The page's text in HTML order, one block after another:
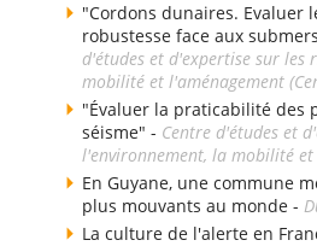
"Cordons dunaires. Evaluer
robustesse face aux
d'études et d'expertise sur les
mobilité et l'aménagement
"Évaluer la praticabilité des
séisme" - Centre d'études et
l'environnement, la mobilité et
En Guyane, une commune
plus mouvants au monde -
La culture de l'alerte en